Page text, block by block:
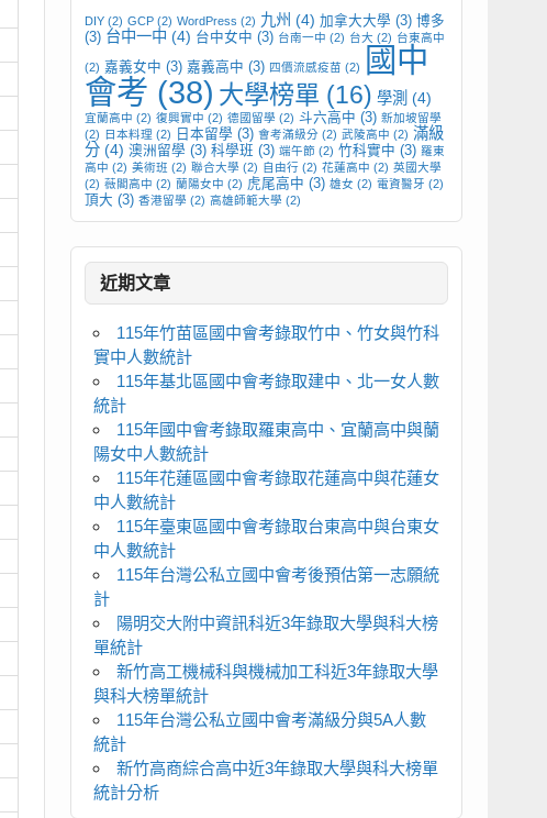
DIY (2) GCP (2) WordPress (2) 九州 (4) 加拿大大學 (3) 博多
(3) 台中一中 (4) 台中女中 (3) 台南一中 (2) 台大 (2) 台東高中
(2) 嘉義女中 (3) 嘉義高中 (3) 四價流感疫苗 (2)
國中
會考 (38) 大學榜單 (16) 學測 (4)
宜蘭高中 (2) 復興實中 (2) 德國留學 (2) 斗六高中 (3) 新加坡留學
(2) 日本料理 (2) 日本留學 (3) 會考滿級分 (2) 武陵高中 (2) 滿級
分 (4) 澳洲留學 (3) 科學班 (3) 端午節 (2) 竹科實中 (3) 羅東
高中 (2) 美術班 (2) 聯合大學 (2) 自由行 (2) 花蓮高中 (2) 英國大學
(2) 薇閣高中 (2) 蘭陽女中 (2) 虎尾高中 (3) 雄女 (2) 電資醫牙 (2)
頂大 (3) 香港留學 (2) 高雄師範大學 (2)
近期文章
115年竹苗區國中會考錄取竹中、竹女與竹科
實中人數統計
115年基北區國中會考錄取建中、北一女人數
統計
115年國中會考錄取羅東高中、宜蘭高中與蘭
陽女中人數統計
115年花蓮區國中會考錄取花蓮高中與花蓮女
中人數統計
115年臺東區國中會考錄取台東高中與台東女
中人數統計
115年台灣公私立國中會考後預估第一志願統
計
陽明交大附中資訊科近3年錄取大學與科大榜
單統計
新竹高工機械科與機械加工科近3年錄取大學
與科大榜單統計
115年台灣公私立國中會考滿級分與5A人數
統計
新竹高商綜合高中近3年錄取大學與科大榜單
統計分析